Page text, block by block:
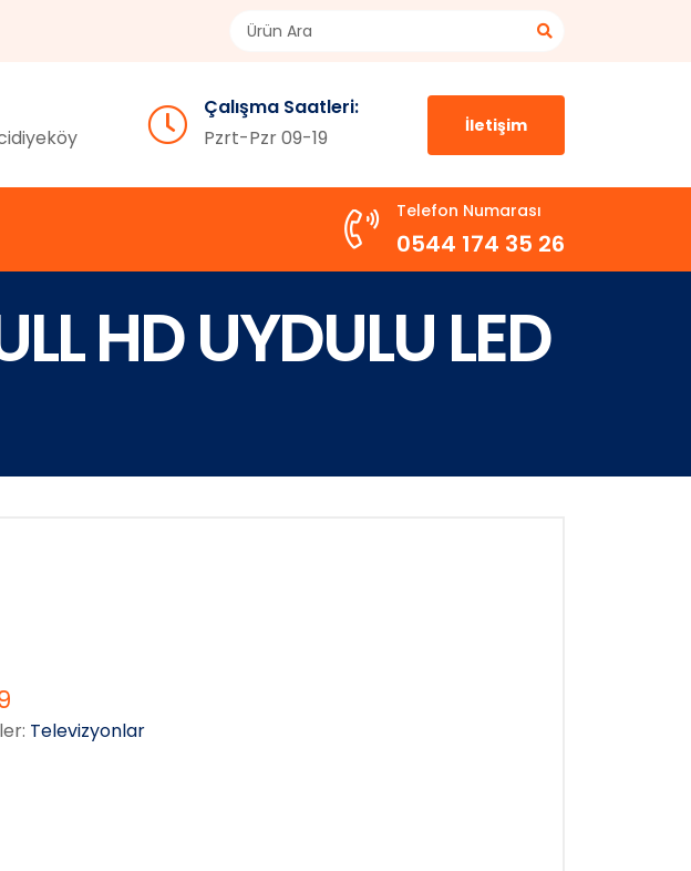
Çalışma Saatleri:
Pzrt-Pzr 09-19
İletişim
Telefon Numarası
0544 174 35 26
HD UYDULU LED
Televizyonlar